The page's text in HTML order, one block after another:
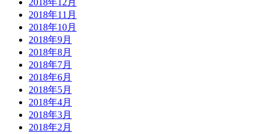
2018年12月
2018年11月
2018年10月
2018年9月
2018年8月
2018年7月
2018年6月
2018年5月
2018年4月
2018年3月
2018年2月